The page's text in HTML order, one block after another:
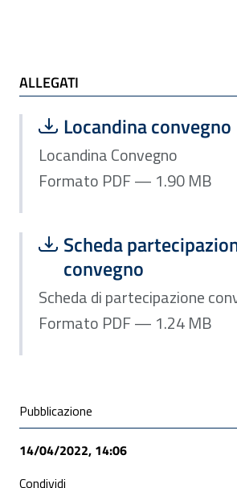
ALLEGATI
ALLEGATI
Scarica file:
Locandina convegno
Formato PDF —
Locandina Convegno
Formato PDF — 1.90 MB
Scarica file:
Scheda
convegno
Formato PDF —
Scheda di partecipazione
Formato PDF — 1.24 MB
Condivisione social
Pubblicazione
14/04/2022, 14:06
Condividi